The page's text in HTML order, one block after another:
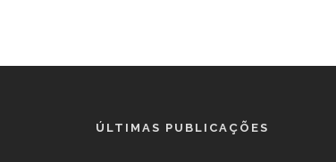
ÚLTIMAS PUBLICAÇÕES